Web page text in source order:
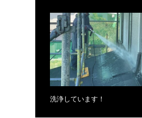
洗浄しています！